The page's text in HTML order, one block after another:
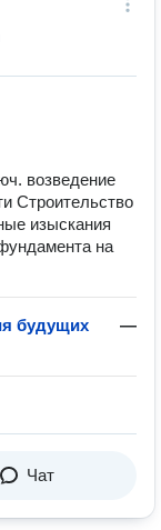
возведение
Строительство
изыскания
на
будущих
—
Чат